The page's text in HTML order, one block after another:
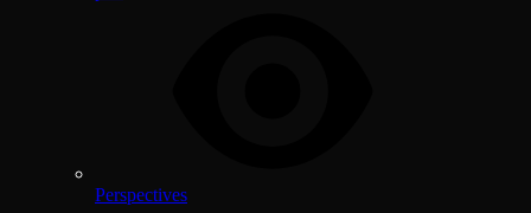
Perspectives